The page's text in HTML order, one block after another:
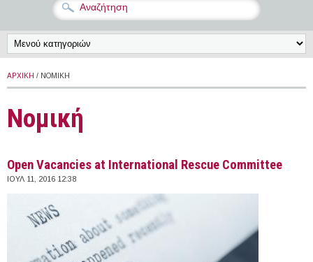
ΑΡΧΙΚΉ / ΝΟΜΙΚΉ
Νομική
Open Vacancies at International Rescue Committee
ΙΟΥΛ 11, 2016 12:38